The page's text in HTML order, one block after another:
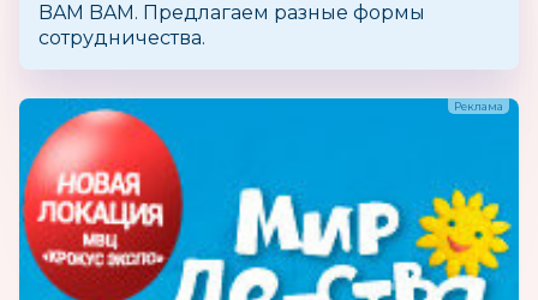
BAM BAM. Предлагаем разные формы
сотрудничества.